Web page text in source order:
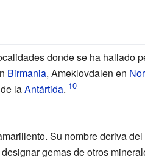
donde se ha hallado
Birmania, Ameklovdalen en
laAntártida.
Su nombre deriva del
gemas de otros